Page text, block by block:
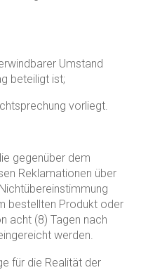
Umstand
beteiligt ist;
vorliegt.
gegenüber dem
Reklamationen über
bestellten Produkt oder
acht (8) Tagen nach
werden.
für die Realität der